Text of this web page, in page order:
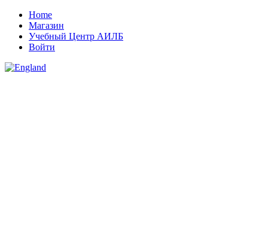
Home
Магазин
Учебный Центр АИЛБ
Войти